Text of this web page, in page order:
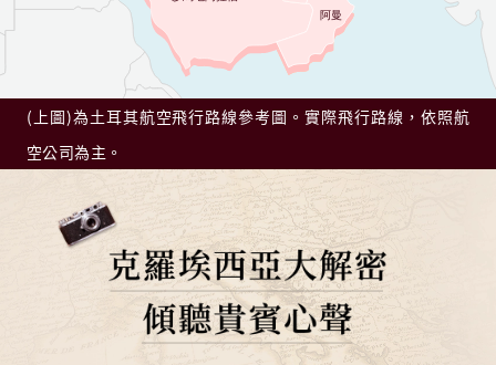
(上圖)為土耳其航空飛行路線參考圖。實際飛行路線，依照航
空公司為主。